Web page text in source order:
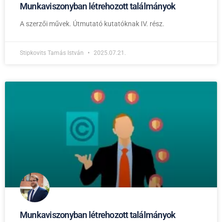
Munkaviszonyban létrehozott találmányok
A szerzői művek. Útmutató kutatóknak IV. rész.
Stipkovits Tamás István 2025.07.21.
Munkaviszonyban létrehozott találmányok